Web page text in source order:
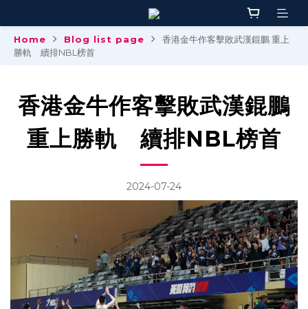
Home Blog list page
香港金牛作客擊敗武漢錕鵬 重上
勝軌 續排NBL榜首
香港金牛作客擊敗武漢錕鵬
重上勝軌 續排NBL榜首
2024-07-24